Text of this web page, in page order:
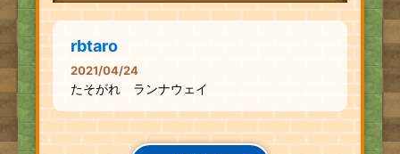
rbtaro
2021/04/24
たそがれ ランナウェイ